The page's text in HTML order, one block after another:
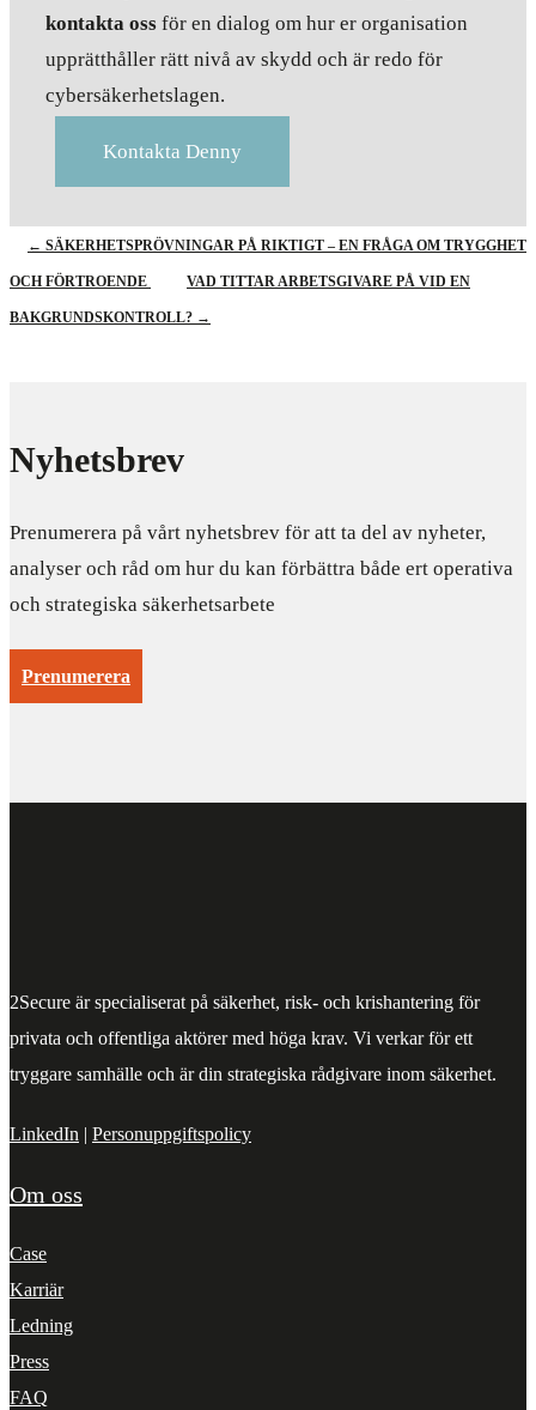
kontakta oss för en dialog om hur er organisation
upprätthåller rätt nivå av skydd och är redo för
cybersäkerhetslagen.
Kontakta Denny
← SÄKERHETSPRÖVNINGAR PÅ RIKTIGT – EN FRÅGA OM TRYGGHET
OCH FÖRTROENDE VAD TITTAR ARBETSGIVARE PÅ VID EN
BAKGRUNDSKONTROLL? →
Nyhetsbrev
Prenumerera på vårt nyhetsbrev för att ta del av nyheter,
analyser och råd om hur du kan förbättra både ert operativa
och strategiska säkerhetsarbete
Prenumerera
2Secure är specialiserat på säkerhet, risk- och krishantering för
privata och offentliga aktörer med höga krav. Vi verkar för ett
tryggare samhälle och är din strategiska rådgivare inom säkerhet.
LinkedIn | Personuppgiftspolicy
Om oss
Case
Karriär
Ledning
Press
FAQ